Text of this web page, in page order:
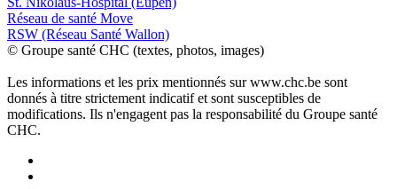
Réseau de santé Move
RSW (Réseau Santé Wallon)
© Groupe santé CHC (textes, photos, images)
Les informations et les prix mentionnés sur www.chc.be sont
donnés à titre strictement indicatif et sont susceptibles de
modifications. Ils n'engagent pas la responsabilité du Groupe santé
CHC.